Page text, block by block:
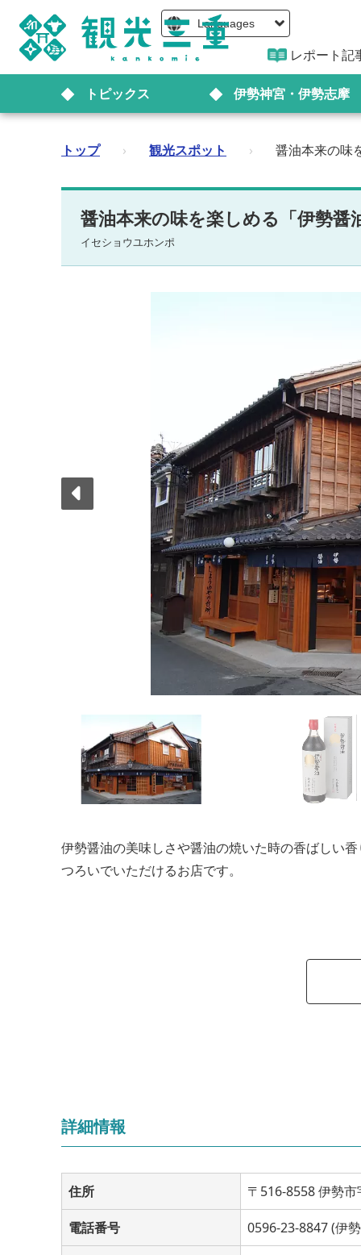
Languages
レポート記
トピックス 伊勢神宮・伊勢志摩
トップ › 観光スポット › 醤油本来の味
醤油本来の味を楽しめる「伊勢醤
イセショウユホンポ
伊勢醤油の美味しさや醤油の焼いた時の香ばしい
つろいでいただけるお店です。
詳細情報
住所 〒516-8558 伊勢市
電話番号 0596-23-8847 (伊